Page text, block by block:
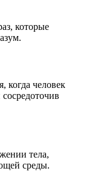
которые
когда человек
тела,
среды.